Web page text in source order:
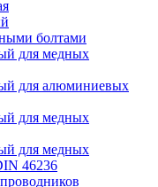
болтами
для медных
для алюминиевых
для медных
для медных
46236